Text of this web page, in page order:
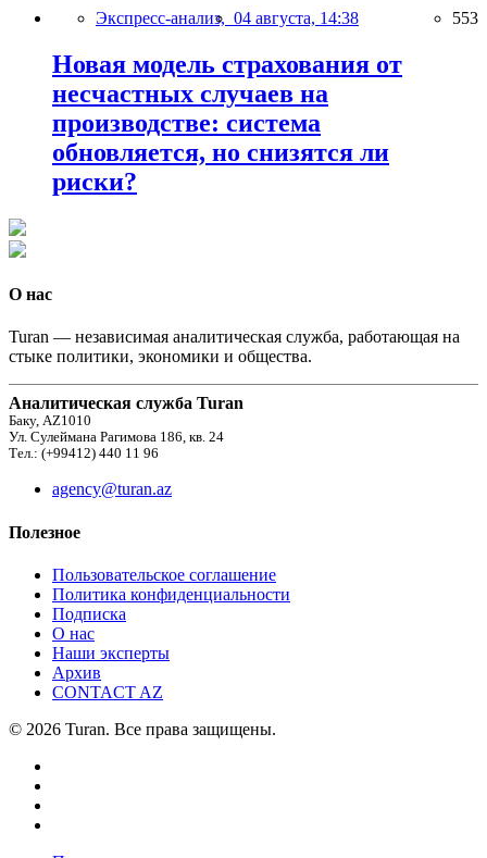
Экспресс-анализ, 04 августа, 14:38 553
Новая модель страхования от
несчастных случаев на
производстве: система
обновляется, но снизятся ли
риски?
О нас
Turan — независимая аналитическая служба, работающая на
стыке политики, экономики и общества.
Аналитическая служба Turan
Баку, AZ1010
Ул. Сулеймана Рагимова 186, кв. 24
Тел.: (+99412) 440 11 96
agency@turan.az
Полезное
Пользовательское соглашение
Политика конфиденциальности
Подписка
О нас
Наши эксперты
Архив
CONTACT AZ
© 2026 Turan. Все права защищены.